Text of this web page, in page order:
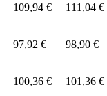
109,94 € 111,04 €
97,92 € 98,90 €
100,36 € 101,36 €